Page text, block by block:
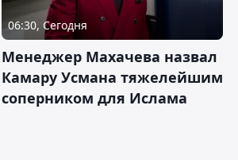
06:30, Сегодня
Менеджер Махачева назвал
Камару Усмана тяжелейшим
соперником для Ислама